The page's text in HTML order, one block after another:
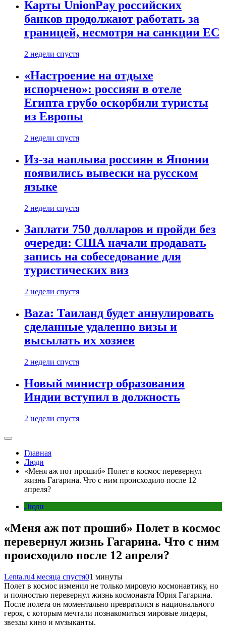
Карты UnionPay российских
банков продолжают работать за
границей, несмотря на санкции ЕС
2 недели спустя
«Настроение на отдыхе
испорчено»: россиян в отеле
Египта грубо оскорбили туристы
из Европы
2 недели спустя
Из-за наплыва россиян в Японии
появились вывески на русском
языке
2 недели спустя
Заплати 750 долларов и пройди без
очереди: США начали продавать
запись на собеседование для
туристических виз
2 недели спустя
Baza: Таиланд будет аннулировать
сделанные удаленно визы и
высылать их хозяев
2 недели спустя
Новый министр образования
Индии вступил в должность
2 недели спустя
Главная
Люди
«Меня аж пот прошиб» Полет в космос перевернул
жизнь Гагарина. Что с ним происходило после 12
апреля?
Люди
«Меня аж пот прошиб» Полет в космос
перевернул жизнь Гагарина. Что с ним
происходило после 12 апреля?
Lenta.ru4 месяца спустя01 минуты
Полет в космос изменил не только мировую космонавтику, но
и полностью перевернул жизнь космонавта Юрия Гагарина.
После полета он моментально превратился в национального
героя, с которым мечтали познакомиться мировые лидеры,
звезды кино и музыканты.